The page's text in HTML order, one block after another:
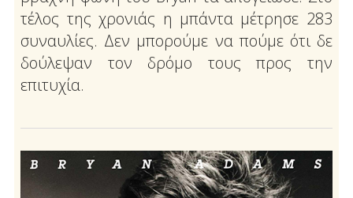
τέλος της χρονιάς η μπάντα μέτρησε 283
συναυλίες. Δεν μπορούμε να πούμε ότι δε
δούλεψαν τον δρόμο τους προς την
επιτυχία.